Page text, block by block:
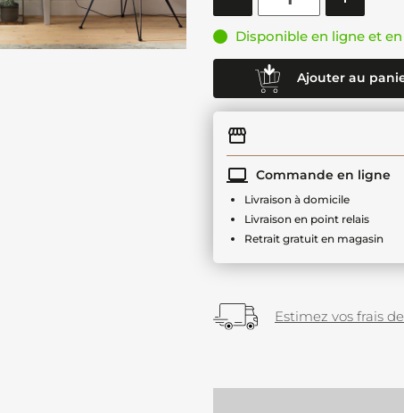
Disponible en ligne et
Ajouter au
Commande en ligne
Livraison à domicile
Livraison en point relais
Retrait gratuit en magasin
Estimez vos frais